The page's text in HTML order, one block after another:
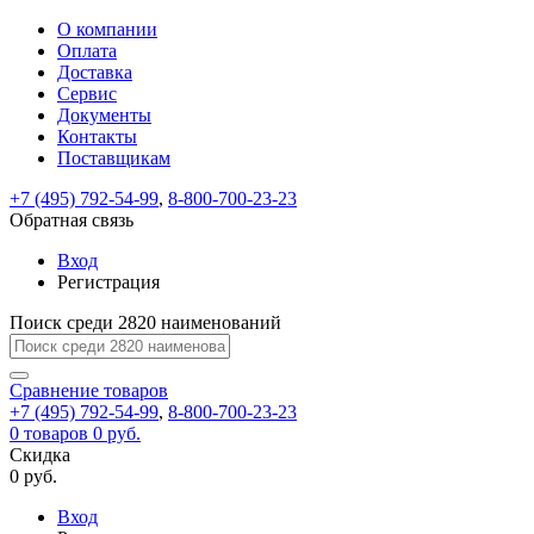
ВходРегистрация
test@example.com
отправлена
по
ней
завершения
регистрации.
Ок
Запомнить
меня
Забыли
Восстановление
пароля
Заполните
форму.
Мы
отправим
ссылку
указанный
электронный
перейдя
по
которой
вы
задать
На
вашу
почту
test@test.ru
ссылка.
Перейдите
по
для
смены
пароля.
Введите
новый
пароль
Сменить
Пароль
успешно
восстановлен
Обратная
связь
Сообщение
пользовательского
сообщение
успешно
отправлено.
О компании
Оплата
Доставка
Сервис
Документы
Контакты
Поставщикам
+7 (495) 792-54-99, 8-800-700-23-23
Обратная связь
Вход
Регистрация
Поиск среди 2820 наименований
Сравнение товаров
+7 (495) 792-54-99, 8-800-700-23-23
0 товаров 0 руб.
Скидка
0 руб.
Вход